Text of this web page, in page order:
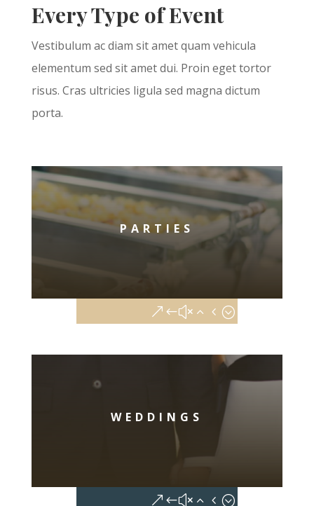
Every Type of Event
Vestibulum ac diam sit amet quam vehicula
elementum sed sit amet dui. Proin eget tortor
risus. Cras ultricies ligula sed magna dictum
porta.
PARTIES
WEDDINGS